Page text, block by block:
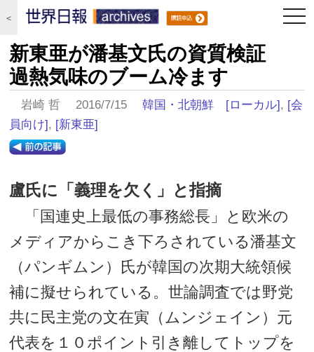
＜
新東亜が潘基文氏の資質検証
過熱気味のブーム冷ます
岩崎 哲 2016/7/15韓国・北朝鮮 [ローカル], [会
員向け], [新東亜]
盧氏に「義理を欠く」と指摘
「国連史上最低の事務総長」と欧米の
メディアからこき下ろされている潘基文
（パンギムン）氏が韓国の次期大統領候
補に擬せられている。世論調査では野党
共に民主党の文在寅（ムンジェイン）元
代表を１０ポイント引き離してトップを